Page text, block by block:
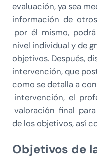
evaluación, ya sea
información de
por él mismo,
nivel individual y de
objetivos. Después,
intervención, que
como se detalla a
intervención, el
valoración final
de los objetivos, así
Objetivos de